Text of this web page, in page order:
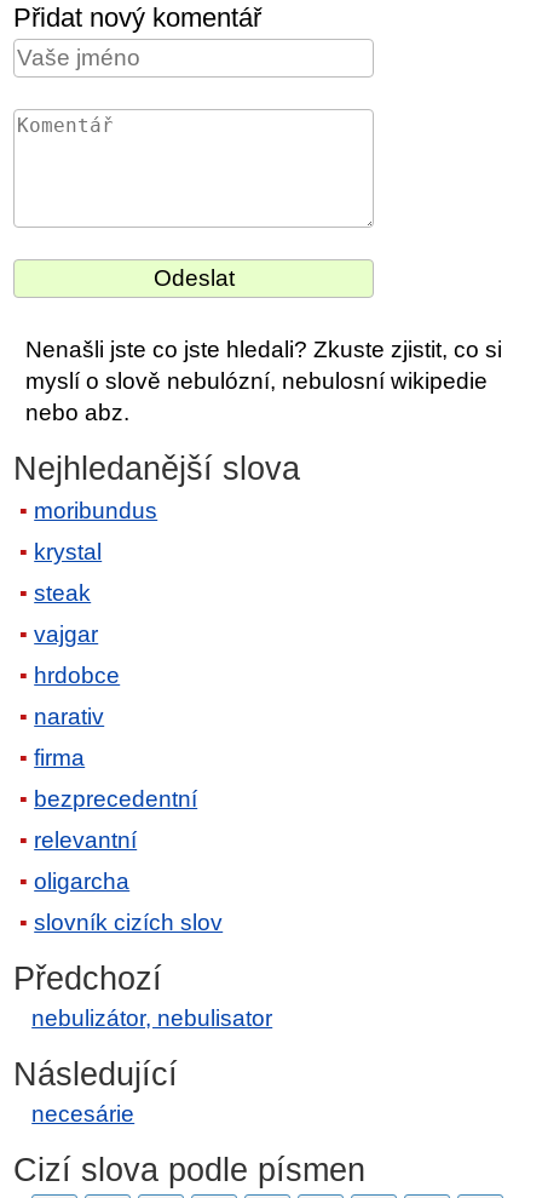
Přidat nový komentář
Nenašli jste co jste hledali? Zkuste zjistit, co si
myslí o slově nebulózní, nebulosní wikipedie
nebo abz.
Nejhledanější slova
moribundus
krystal
steak
vajgar
hrdobce
narativ
firma
bezprecedentní
relevantní
oligarcha
slovník cizích slov
Předchozí
nebulizátor, nebulisator
Následující
necesárie
Cizí slova podle písmen